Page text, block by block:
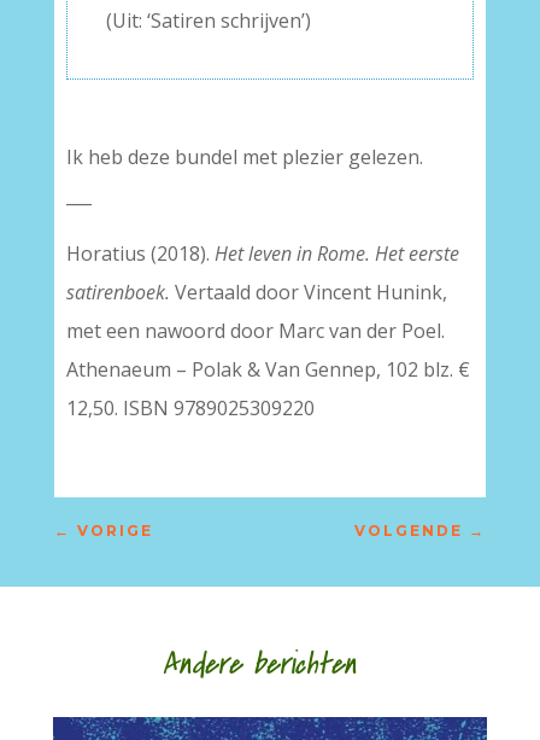
(Uit: ‘Satiren schrijven’)
Ik heb deze bundel met plezier gelezen.
Horatius (2018). Het leven in Rome. Het eerste
satirenboek. Vertaald door Vincent Hunink,
met een nawoord door Marc van der Poel.
Athenaeum – Polak & Van Gennep, 102 blz. €
12,50. ISBN 9789025309220
← VORIGE VOLGENDE →
Andere berichten